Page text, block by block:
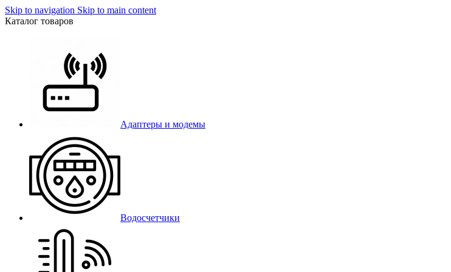
Skip to navigation Skip to main content
Каталог товаров
Адаптеры и модемы
Водосчетчики